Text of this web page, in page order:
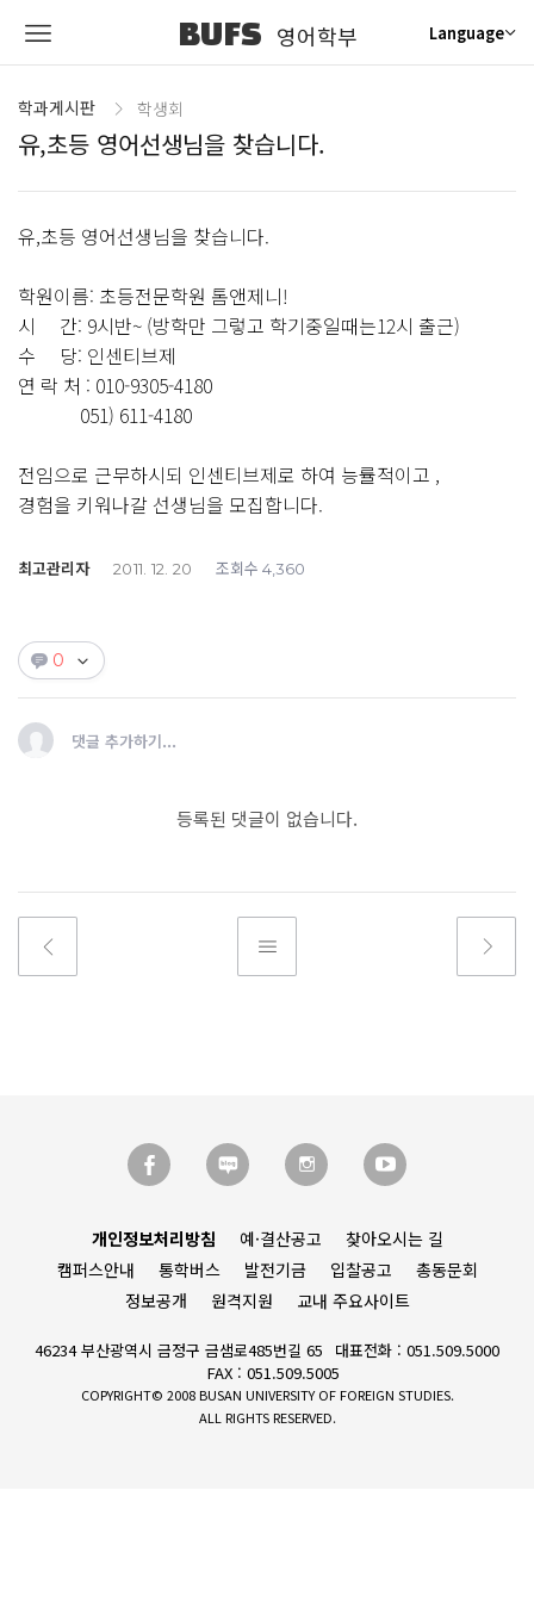
BUFS 영어학부 Language
학과게시판 학생회
유,초등 영어선생님을 찾습니다.
유,초등 영어선생님을 찾습니다.
학원이름: 초등전문학원 톰앤제니!
시 간: 9시반~ (방학만 그렇고 학기중일때는12시 출근)
수 당: 인센티브제
연 락 처 : 010-9305-4180
051) 611-4180
전임으로 근무하시되 인센티브제로 하여 능률적이고 ,
경험을 키워나갈 선생님을 모집합니다.
최고관리자 2011. 12. 20 조회수 4,360
0
댓글 추가하기...
등록된 댓글이 없습니다.
개인정보처리방침 예·결산공고
찾아오시는 길
캠퍼스안내
통학버스 발전기금 입찰공고
총동문회
정보공개
원격지원 교내 주요사이트
46234 부산광역시 금정구 금샘로485번길 65
대표전화 : 051.509.5000
FAX : 051.509.5005
COPYRIGHT© 2008 BUSAN UNIVERSITY OF FOREIGN STUDIES.
ALL RIGHTS RESERVED.